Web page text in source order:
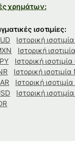
χρημάτων:
ισοτιμίες:
Ιστορική
Ιστορική
Ιστορική
Ιστορική ισοτιμία
Ιστορική
Ιστορική